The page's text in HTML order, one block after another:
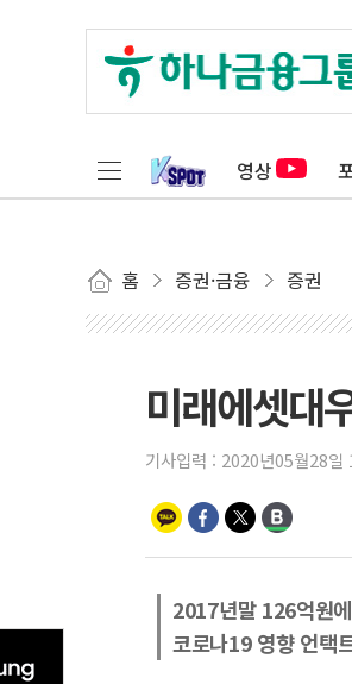
영상
홈 증권·금융 증권
미래에셋대
기사입력 : 2020년05월28일
2017년말 126억원
코로나19 영향 언택